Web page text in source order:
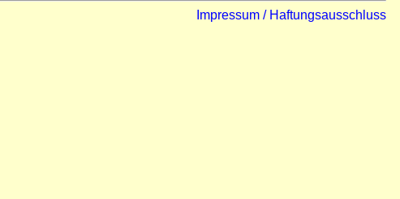
Impressum / Haftungsausschluss